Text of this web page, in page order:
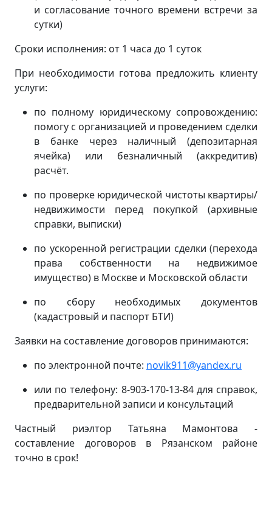
и согласование точного времени встречи за
сутки)
Сроки исполнения: от 1 часа до 1 суток
При необходимости готова предложить клиенту
услуги:
по полному юридическому сопровождению:
помогу с организацией и проведением сделки
в банке через наличный (депозитарная
ячейка) или безналичный (аккредитив)
расчёт.
по проверке юридической чистоты квартиры/
недвижимости перед покупкой (архивные
справки, выписки)
по ускоренной регистрации сделки (перехода
права собственности на недвижимое
имущество) в Москве и Московской области
по сбору необходимых документов
(кадастровый и паспорт БТИ)
Заявки на составление договоров принимаются:
по электронной почте: novik911@yandex.ru
или по телефону: 8-903-170-13-84 для справок,
предварительной записи и консультаций
Частный риэлтор Татьяна Мамонтова -
составление договоров в Рязанском районе
точно в срок!